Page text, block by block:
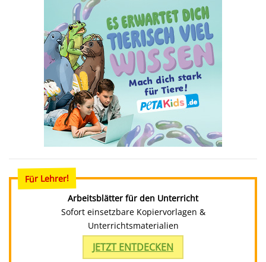
Für Lehrer!
Arbeitsblätter für den Unterricht
Sofort einsetzbare Kopiervorlagen &
Unterrichtsmaterialien
JETZT ENTDECKEN